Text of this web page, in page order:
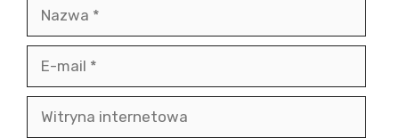
internetowa